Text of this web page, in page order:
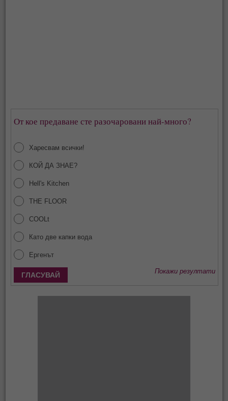
От кое предаване сте разочаровани най-много?
Харесвам всички!
КОЙ ДА ЗНАЕ?
Hell's Kitchen
THE FLOOR
COOLt
Като две капки вода
Ергенът
Покажи резултати